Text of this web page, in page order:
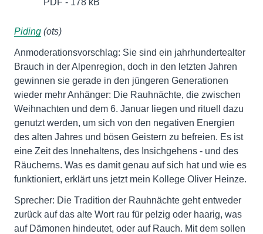
PDF - 178 kB
Piding (ots)
Anmoderationsvorschlag: Sie sind ein jahrhundertealter
Brauch in der Alpenregion, doch in den letzten Jahren
gewinnen sie gerade in den jüngeren Generationen
wieder mehr Anhänger: Die Rauhnächte, die zwischen
Weihnachten und dem 6. Januar liegen und rituell dazu
genutzt werden, um sich von den negativen Energien
des alten Jahres und bösen Geistern zu befreien. Es ist
eine Zeit des Innehaltens, des Insichgehens - und des
Räucherns. Was es damit genau auf sich hat und wie es
funktioniert, erklärt uns jetzt mein Kollege Oliver Heinze.
Sprecher: Die Tradition der Rauhnächte geht entweder
zurück auf das alte Wort rau für pelzig oder haarig, was
auf Dämonen hindeutet, oder auf Rauch. Mit dem sollen